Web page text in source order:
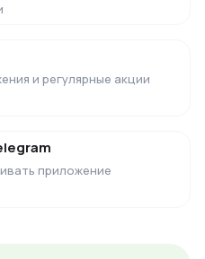
и регулярные акции
приложение